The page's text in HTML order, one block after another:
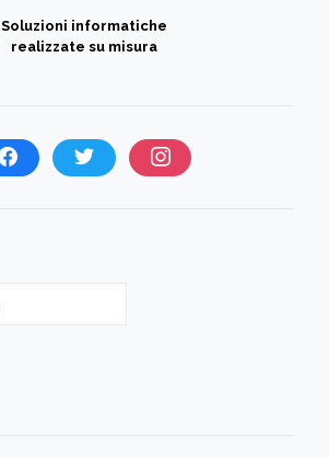
Soluzioni informatiche
realizzate su misura